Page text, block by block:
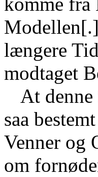
længere
modtaget
At
saa
Venner og
om